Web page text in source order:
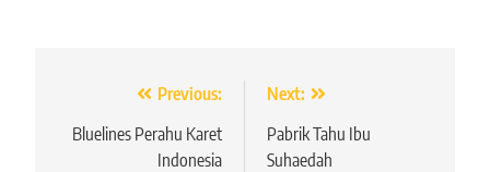
Navigasi
pos
Previous:
Bluelines Perahu Karet
Indonesia
Next:
Pabrik Tahu Ibu
Suhaedah